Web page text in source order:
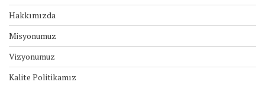
Hakkımızda
Misyonumuz
Vizyonumuz
Kalite Politikamız